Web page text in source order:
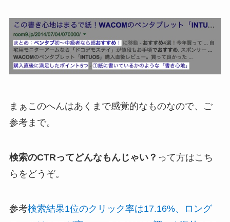
まぁこのへんはあくまで感覚的なものなので、ご
参考まで。
検索のCTRってどんなもんじゃい？ って方はこち
らをどうぞ。
参考検索結果1位のクリック率は17.16%、ロング